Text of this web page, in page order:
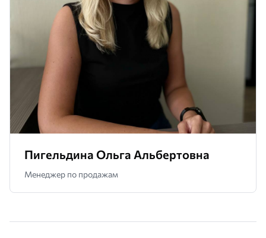
Пигельдина Ольга Альбертовна
Менеджер по продажам